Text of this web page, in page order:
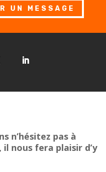
UN MESSAGE
n’hésitez pas à
nous fera plaisir d’y